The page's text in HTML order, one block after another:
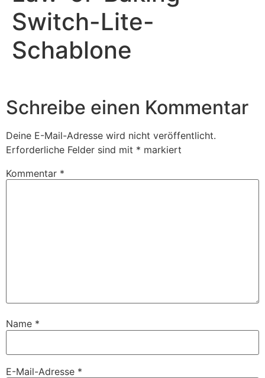
Switch-Lite-
Schablone
Schreibe einen Kommentar
Deine E-Mail-Adresse wird nicht veröffentlicht.
Erforderliche Felder sind mit * markiert
Kommentar *
Name *
E-Mail-Adresse *